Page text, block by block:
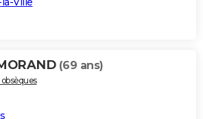
(69 ans)